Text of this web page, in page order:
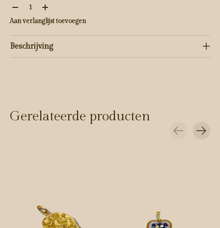
Aantal:
Aan verlanglijst toevoegen
Beschrijving
Gerelateerde producten